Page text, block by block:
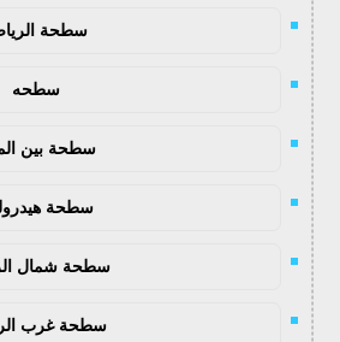
سطحة
سطحه
سطحة بين
سطحة
سطحة شمال
سطحة غرب